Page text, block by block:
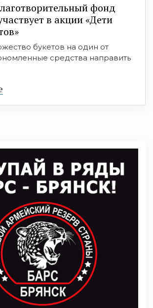
фонд
в акции «Дети
букетов на один от
средства направить